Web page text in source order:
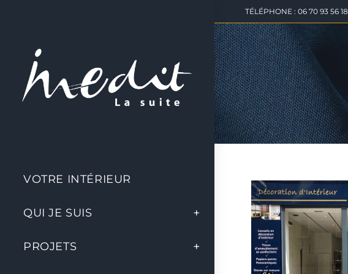
TÉLÉPHONE : 06 70 93 56 18
VOTRE INTÉRIEUR
QUI JE SUIS
PROJETS